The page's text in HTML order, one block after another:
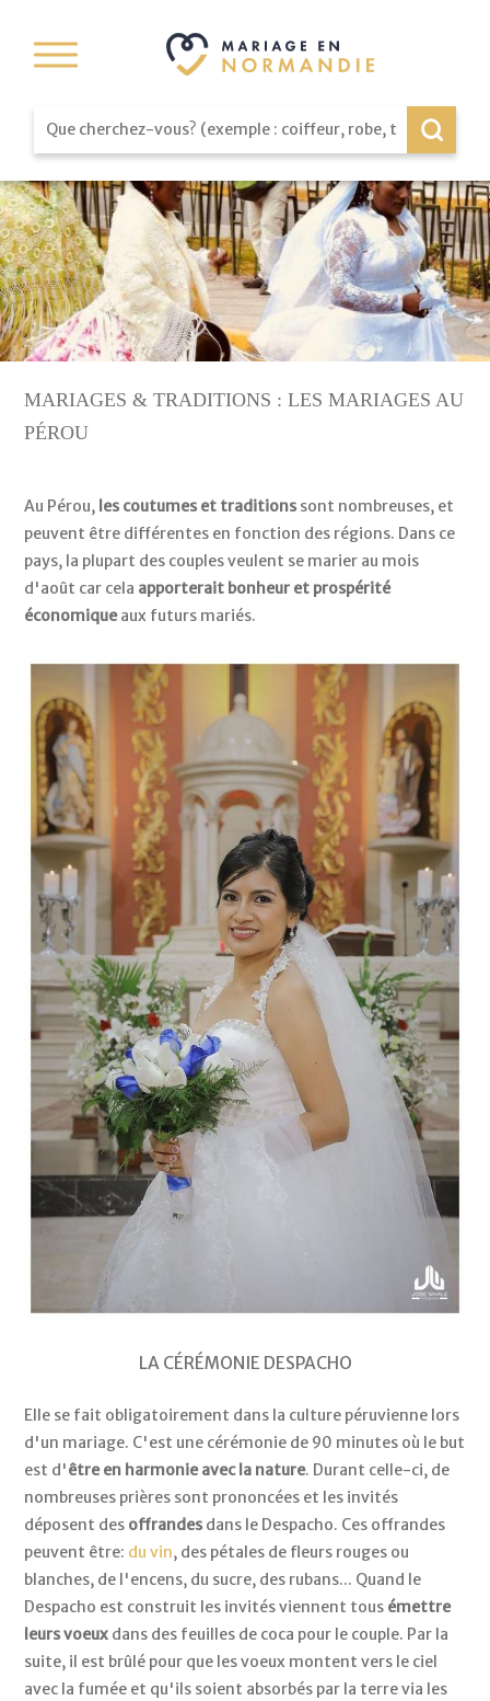
MARIAGES & TRADITIONS : LES MARIAGES AU
PÉROU
Au Pérou, les coutumes et traditions sont nombreuses, et
peuvent être différentes en fonction des régions. Dans ce
pays, la plupart des couples veulent se marier au mois
d'août car cela apporterait bonheur et prospérité
économiqueaux futurs mariés.
LA CÉRÉMONIE DESPACHO
Elle se fait obligatoirement dans la culture péruvienne lors
d'un mariage. C'est une cérémonie de 90 minutes où le but
est d'être en harmonie avec la nature. Durant celle-ci, de
nombreuses prières sont prononcées et les invités
déposent des offrandes dans le Despacho. Ces offrandes
peuvent être: du vin, des pétales de fleurs rouges ou
blanches, de l'encens, du sucre, des rubans... Quand le
Despacho est construit les invités viennent tous émettre
leurs voeux dans des feuilles de coca pour le couple. Par la
suite, il est brûlé pour que les voeux montent vers le ciel
avec la fumée et qu'ils soient absorbés par la terre via les